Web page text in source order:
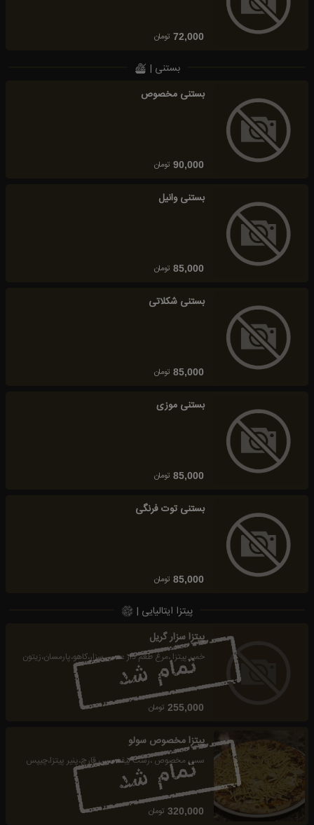
72,000 تومان
بستنی |
بستنی مخصوص
90,000 تومان
بستنی وانیل
85,000 تومان
بستنی شکلاتی
85,000 تومان
بستنی موزی
85,000 تومان
بستنی توت فرنگی
85,000 تومان
پیتزا ایتالیایی |
پیتزا سزار گریل
خمیر پیتزا ،مرغ طعم دار ؛سس سزار،کاهو،پارمسان،زیتون
255,000 تومان
پیتزا مخصوص سولو
سس مخصوص ،رست بیف،سس قارچ،پنیر پیتزا،چیپس
320,000 تومان